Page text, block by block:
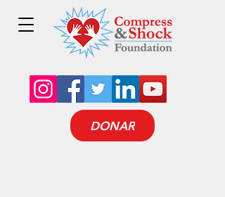
DONAR